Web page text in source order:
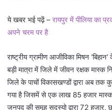
ये खबर भई पढ़ें –रायपुर में पीलिया का
अपने चरम पर है
राष्ट्रीय ग्रामीण आजीविका मिषन
बड़ी मात्रा में जिले में जीवन रक्षक मास्क
जिले के पाचों विकासखण्डों द्वारा अब
गया है जिसमें से एक लाख 85 हजार मास्क
जनपद की समूह सदस्यो द्वारा 72 हजार,